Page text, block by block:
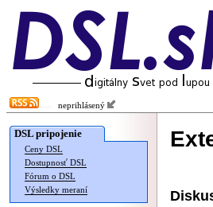
neprihlásený
DSL pripojenie
Ceny DSL
Dostupnosť DSL
Fórum o DSL
Výsledky meraní